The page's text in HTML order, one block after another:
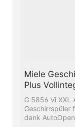
Miele
Plus
G 5856 Vi XXL
Geschirrspüler
dank AutoOpen-